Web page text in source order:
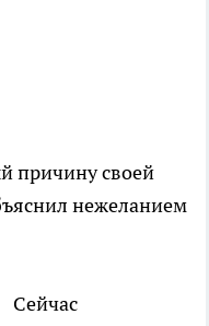
причину своей
нежеланием
Сейчас